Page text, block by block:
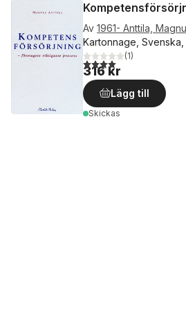
Av 1961- Anttila,
Kartonnage, Svenska,
4,0utav 5 stjärnor.
(1)
316 kr
Lägg till
Skickas